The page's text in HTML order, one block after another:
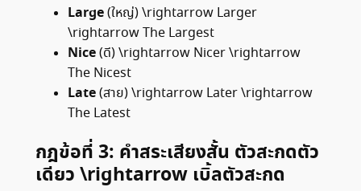
Large(ใหญ่)\rightarrowLarger
\rightarrowThe Largest
Nice(ดี)\rightarrowNicer\rightarrow
The Nicest
Late(สาย)\rightarrowLater\rightarrow
The Latest
กฎข้อที่ 3: คำสระเสียงสั้น ตัวสะกดตัว
เดียว \rightarrowเบิ้ลตัวสะกด